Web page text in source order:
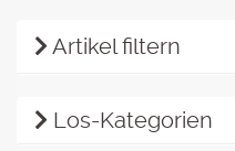
Artikel filtern
Los-Kategorien